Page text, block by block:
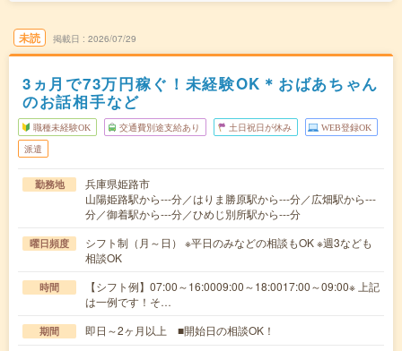
未読 掲載日 2026/07/29
3ヵ月で73万円稼ぐ！未経験OK＊おばあちゃん
のお話相手など
職種未経験OK 交通費別途支給あり 土日祝日が休み WEB登録OK
派遣
勤務地
兵庫県姫路市
山陽姫路駅から---分／はりま勝原駅から---分／広畑駅から---
分／御着駅から---分／ひめじ別所駅から---分
曜日頻度
シフト制（月～日） ※平日のみなどの相談もOK ※週3なども
相談OK
時間
【シフト例】07:00～16:0009:00～18:0017:00～09:00※ 上記
は一例です！そ…
期間 即日～2ヶ月以上 ■開始日の相談OK！